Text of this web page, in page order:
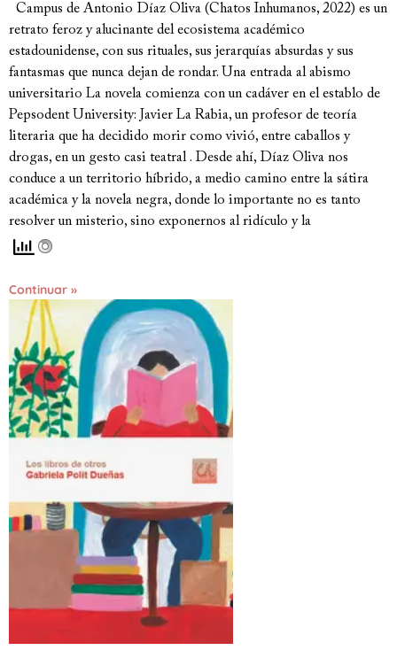
Campus de Antonio Díaz Oliva (Chatos Inhumanos, 2022) es un
retrato feroz y alucinante del ecosistema académico
estadounidense, con sus rituales, sus jerarquías absurdas y sus
fantasmas que nunca dejan de rondar. Una entrada al abismo
universitario La novela comienza con un cadáver en el establo de
Pepsodent University: Javier La Rabia, un profesor de teoría
literaria que ha decidido morir como vivió, entre caballos y
drogas, en un gesto casi teatral . Desde ahí, Díaz Oliva nos
conduce a un territorio híbrido, a medio camino entre la sátira
académica y la novela negra, donde lo importante no es tanto
resolver un misterio, sino exponernos al ridículo y la
Continuar »